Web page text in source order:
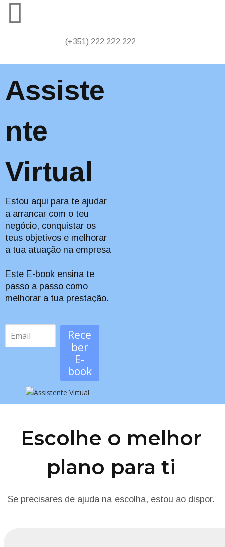
(+351) 222 222 222
Assiste
nte
Virtual
Estou aqui para te ajudar
a arrancar com o teu
negócio, conquistar os
teus objetivos e melhorar
a tua atuação na empresa
Este E-book ensina te
passo a passo como
melhorar a tua prestação.
Rece
ber
E-
book
Escolhe o melhor
plano para ti
Se precisares de ajuda na escolha, estou ao dispor.